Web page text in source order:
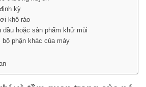
kỳ
khô ráo
dầu hoặc sản phẩm khử mùi
phận khác của máy